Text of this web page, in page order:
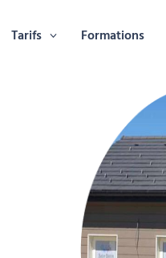
Tarifs Formations